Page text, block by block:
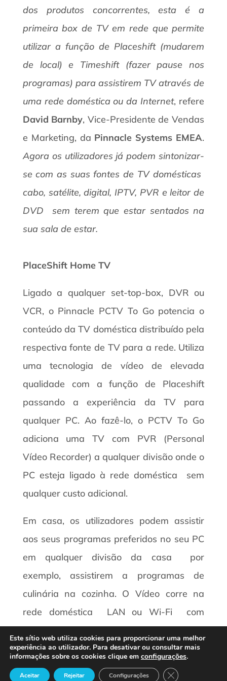
dos produtos concorrentes, esta é a
primeira box de TV em rede que permite
utilizar a função de Placeshift (mudarem
de local) e Timeshift (fazer pause nos
programas) para assistirem TV através de
uma rede doméstica ou da Internet, refere
David Barnby, Vice-Presidente de Vendas
e Marketing, da Pinnacle Systems EMEA.
Agora os utilizadores já podem sintonizar-
se com as suas fontes de TV domésticas 
cabo, satélite, digital, IPTV, PVR e leitor de
DVD  sem terem que estar sentados na
sua sala de estar.
PlaceShift Home TV
Ligado a qualquer set-top-box, DVR ou
VCR, o Pinnacle PCTV To Go potencia o
conteúdo da TV doméstica distribuído pela
respectiva fonte de TV para a rede. Utiliza
uma tecnologia de vídeo de elevada
qualidade com a função de Placeshift
passando a experiência da TV para
qualquer PC. Ao fazê-lo, o PCTV To Go
adiciona uma TV com PVR (Personal
Vídeo Recorder) a qualquer divisão onde o
PC esteja ligado à rede doméstica  sem
qualquer custo adicional.
Em casa, os utilizadores podem assistir
aos seus programas preferidos no seu PC
em qualquer divisão da casa  por
exemplo, assistirem a programas de
culinária na cozinha. O Vídeo corre na
rede doméstica  LAN ou Wi-Fi  com
qualidade de DVD (MPEG-2), tornando-o
ideal para uma visualização full-screen. E
graças ao multicasting da rede doméstica,
Este sítio web utiliza cookies para proporcionar uma melhor
experiência ao utilizador. Para desativar ou consultar mais
informações sobre os cookies clique em configurações.
Aceitar Rejeitar Configurações Close GDPR